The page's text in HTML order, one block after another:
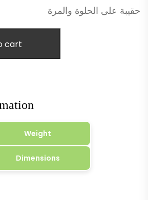
حقيبة على الحلوة والمرة
cart
Weight
Dimensions